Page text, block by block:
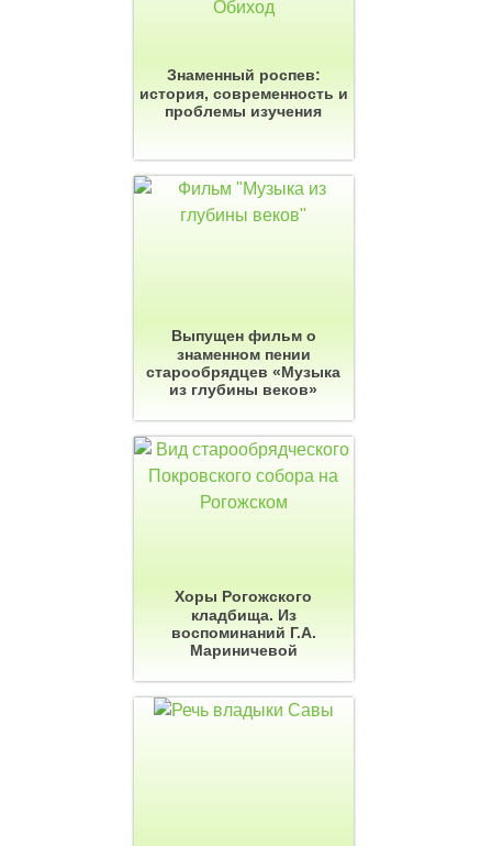
Знаменный роспев:
история, современность и
проблемы изучения
Выпущен фильм о
знаменном пении
старообрядцев «Музыка
из глубины веков»
Хоры Рогожского
кладбища. Из
воспоминаний Г.А.
Мариничевой